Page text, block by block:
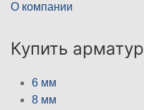
О компании
Купить
6 мм
8 мм